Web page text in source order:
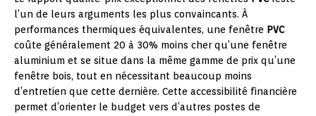
l’un de leurs arguments les plus convaincants. À
performances thermiques équivalentes, une fenêtre PVC
coûte généralement 20 à 30% moins cher qu’une fenêtre
aluminium et se situe dans la même gamme de prix qu’une
fenêtre bois, tout en nécessitant beaucoup moins
d’entretien que cette dernière. Cette accessibilité financière
permet d’orienter le budget vers d’autres postes de